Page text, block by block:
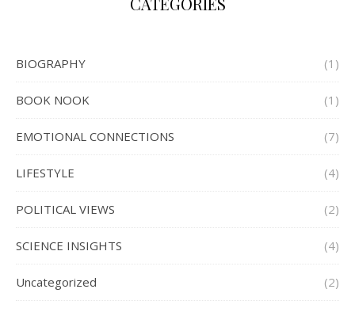
BIOGRAPHY (1)
BOOK NOOK (1)
EMOTIONAL CONNECTIONS (7)
LIFESTYLE (4)
POLITICAL VIEWS (2)
SCIENCE INSIGHTS (4)
Uncategorized (2)